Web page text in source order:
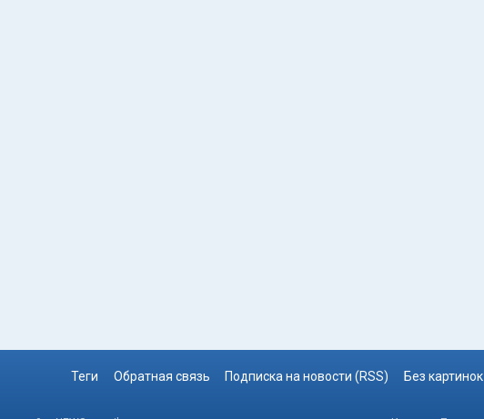
Теги Обратная связь Подписка на новости (RSS) Без картинок